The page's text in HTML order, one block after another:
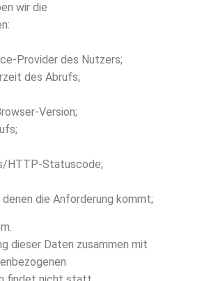
wir die
Provider des Nutzers;
des Abrufs;
Version;
HTTP-Statuscode;
denen die Anforderung kommt;
dieser Daten zusammen mit